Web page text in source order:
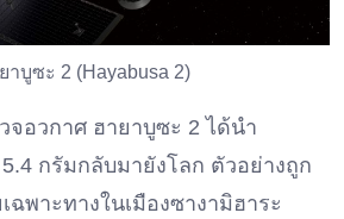
บูซะ 2 (Hayabusa 2)
จอวกาศ ฮายาบูซะ 2 ได้นำ
กรัมกลับมายังโลก ตัวอย่างถูก
ฉพาะทางในเมืองซางามิฮาระ